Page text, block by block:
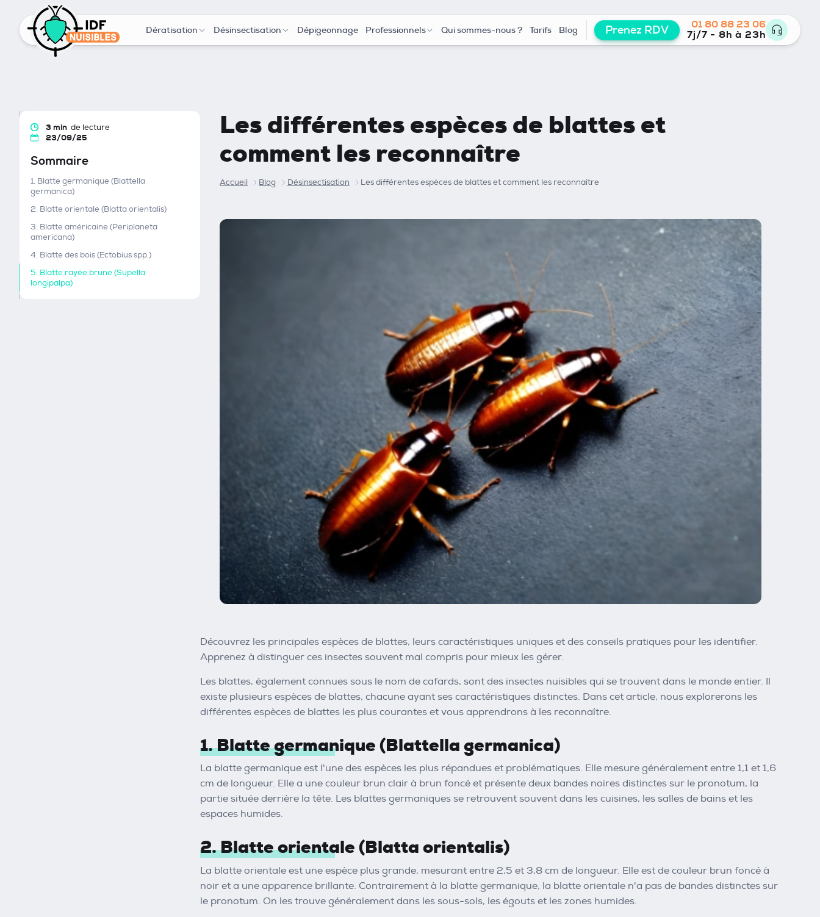
Dératisation Désinsectisation Dépigeonnage Professionnels Qui sommes-nous ? Tarifs Blog Prenez RDV
01 80 88 23 06
7j/7 - 8h à 23h
3 min de lecture
23/09/25
Sommaire
1. Blatte germanique (Blattella
germanica)
2. Blatte orientale (Blatta orientalis)
3. Blatte américaine (Periplaneta
americana)
4. Blatte des bois (Ectobius spp.)
5. Blatte rayée brune (Supella
longipalpa)
Les différentes espèces de blattes et
comment les reconnaître
Accueil Blog Désinsectisation Les différentes espèces de blattes et comment les reconnaître
Découvrez les principales espèces de blattes, leurs caractéristiques uniques et des conseils pratiques pour les identifier.
Apprenez à distinguer ces insectes souvent mal compris pour mieux les gérer.
Les blattes, également connues sous le nom de cafards, sont des insectes nuisibles qui se trouvent dans le monde entier. Il
existe plusieurs espèces de blattes, chacune ayant ses caractéristiques distinctes. Dans cet article, nous explorerons les
différentes espèces de blattes les plus courantes et vous apprendrons à les reconnaître.
1. Blatte germanique (Blattella germanica)
La blatte germanique est l'une des espèces les plus répandues et problématiques. Elle mesure généralement entre 1,1 et 1,6
cm de longueur. Elle a une couleur brun clair à brun foncé et présente deux bandes noires distinctes sur le pronotum, la
partie située derrière la tête. Les blattes germaniques se retrouvent souvent dans les cuisines, les salles de bains et les
espaces humides.
2. Blatte orientale (Blatta orientalis)
La blatte orientale est une espèce plus grande, mesurant entre 2,5 et 3,8 cm de longueur. Elle est de couleur brun foncé à
noir et a une apparence brillante. Contrairement à la blatte germanique, la blatte orientale n'a pas de bandes distinctes sur
le pronotum. On les trouve généralement dans les sous-sols, les égouts et les zones humides.